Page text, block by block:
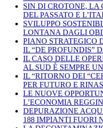
SIN DI CROTONE, LA
DEL PASSATO E
SVILUPPO
LONTANA DAGLI
PIANO STRATEGICO
IL “DE PROFUNDIS”
IL CASO DELLE
AL SUD È SEMPRE
IL “RITORNO DEI
PER FUTURO E
LE NUOVE
L’ECONOMIA
DEPURAZIONE
188 IMPIANTI FUORI